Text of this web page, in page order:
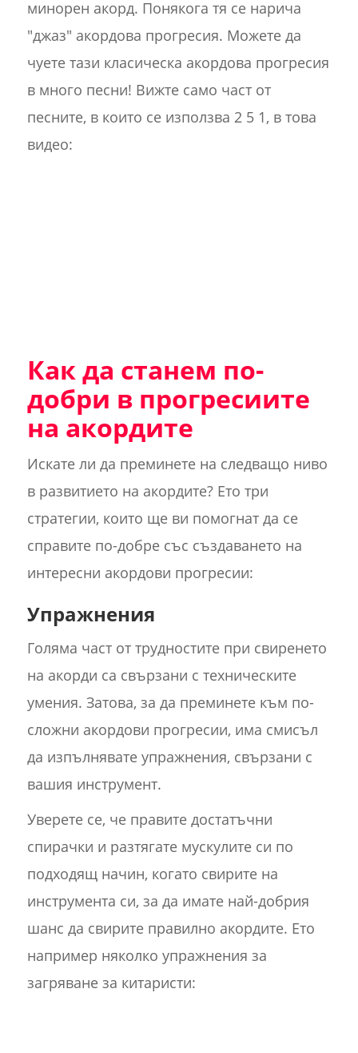
минорен акорд. Понякога тя се нарича
"джаз" акордова прогресия. Можете да
чуете тази класическа акордова прогресия
в много песни! Вижте само част от
песните, в които се използва 2 5 1, в това
видео:
Как да станем по-
добри в прогресиите
на акордите
Искате ли да преминете на следващо ниво
в развитието на акордите? Ето три
стратегии, които ще ви помогнат да се
справите по-добре със създаването на
интересни акордови прогресии:
Упражнения
Голяма част от трудностите при свиренето
на акорди са свързани с техническите
умения. Затова, за да преминете към по-
сложни акордови прогресии, има смисъл
да изпълнявате упражнения, свързани с
вашия инструмент.
Уверете се, че правите достатъчни
спирачки и разтягате мускулите си по
подходящ начин, когато свирите на
инструмента си, за да имате най-добрия
шанс да свирите правилно акордите. Ето
например няколко упражнения за
загряване за китаристи: